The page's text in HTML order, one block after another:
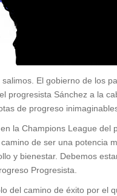
El gobierno de los
progresista Sánchez a la
de progreso
la Champions League del
de ser una potencia
y bienestar. Debemos
Progresista.
del camino de éxito por el